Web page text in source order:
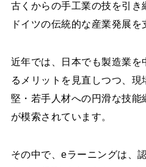
古くからの手工業の技を引き
ドイツの伝統的な産業発展を
近年では、日本でも製造業を
るメリットを見直しつつ、現
堅・若手人材への円滑な技能
が模索されています。
その中で、eラーニングは、